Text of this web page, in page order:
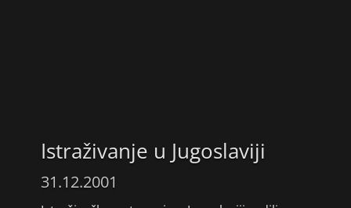
Istraživanje u Jugoslaviji
31.12.2001